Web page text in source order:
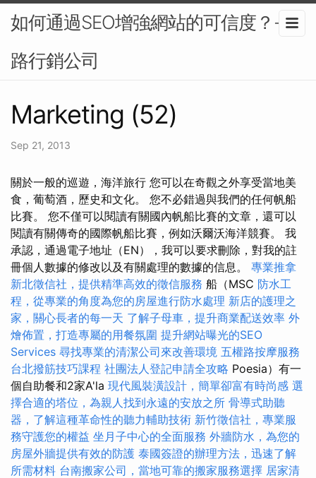
如何通過SEO增強網站的可信度？-網
路行銷公司
Marketing (52)
Sep 21, 2013
關於一般的巡遊，海洋旅行 您可以在奇觀之外享受當地美
食，葡萄酒，歷史和文化。 您不必錯過與我們的任何帆船
比賽。 您不僅可以閱讀有關國內帆船比賽的文章，還可以
閱讀有關傳奇的國際帆船比賽，例如沃爾沃海洋競賽。 我
承認，通過電子地址（EN），我可以要求刪除，對我的註
冊個人數據的修改以及有關處理的數據的信息。 專業推拿
新北徵信社，提供精準高效的徵信服務 船（MSC 防水工
程，從專業的角度為您的房屋進行防水處理 新店的護理之
家，關心長者的每一天 了解子母車，提升商業配送效率 外
燴佈置，打造專屬的用餐氛圍 提升網站曝光的SEO
Services 尋找專業的清潔公司來改善環境 五權路按摩服務
台北撥筋技巧課程 社團法人登記申請全攻略 Poesia）有一
個自助餐和2家A'la 現代風裝潢設計，簡單卻富有時尚感 選
擇合適的塔位，為親人找到永遠的安放之所 骨導式助聽
器，了解這種革命性的聽力輔助技術 新竹徵信社，專業服
務守護您的權益 坐月子中心的全面服務 外牆防水，為您的
房屋外牆提供有效的防護 泰國簽證的辦理方法，迅速了解
所需材料 台南搬家公司，當地可靠的搬家服務選擇 居家清